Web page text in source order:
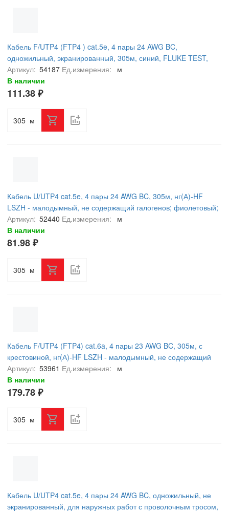
Кабель F/UTP4 (FTP4 ) cat.5e, 4 пары 24 AWG BC,
одножильный, экранированный, 305м, синий, FLUKE TEST,
NETKO Expert СКС
Артикул: 54187 Ед.измерения:
м
В наличии
111.38 ₽
м
Кабель U/UTP4 cat.5e, 4 пары 24 AWG BC, 305м, нг(А)-HF
LSZH - малодымный, не содержащий галогенов; фиолетовый;
одножильный, FLUKE TEST, NETKO Expert СКС
Артикул: 52440 Ед.измерения:
м
В наличии
81.98 ₽
м
Кабель F/UTP4 (FTP4) cat.6a, 4 пары 23 AWG BC, 305м, с
крестовиной, нг(А)-HF LSZH - малодымный, не содержащий
галогенов; фиолетовый; одножильный, FLUKE TEST, NETKO
Expert СКС
Артикул: 53961 Ед.измерения:
м
В наличии
179.78 ₽
м
Кабель U/UTP4 cat.5e, 4 пары 24 AWG BC, одножильный, не
экранированный, для наружных работ с проволочным тросом,